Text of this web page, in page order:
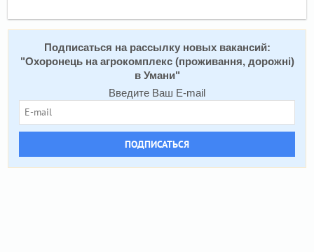
Подписаться на расcылку новых вакансий:
"Охоронець на агрокомплекс (проживання, дорожні)
в Умани"
Введите Ваш E-mail
ПОДПИСАТЬСЯ